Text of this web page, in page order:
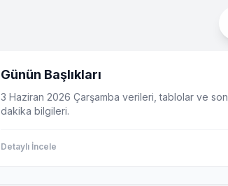
Günün Başlıkları
3 Haziran 2026 Çarşamba verileri, tablolar ve son
dakika bilgileri.
Detaylı İncele